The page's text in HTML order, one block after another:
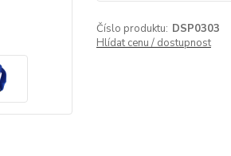
Číslo produktu: DSP0303
Hlídat cenu / dostupnost